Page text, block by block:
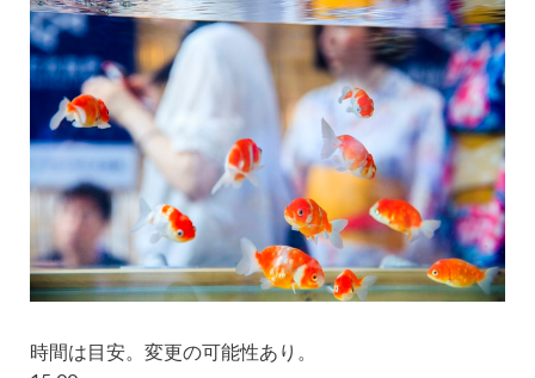
時間は目安。変更の可能性あり。